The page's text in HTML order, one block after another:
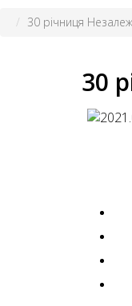
30 річниця
30